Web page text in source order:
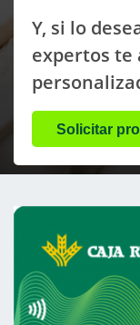
Y, si lo
expertos te
Solicitar